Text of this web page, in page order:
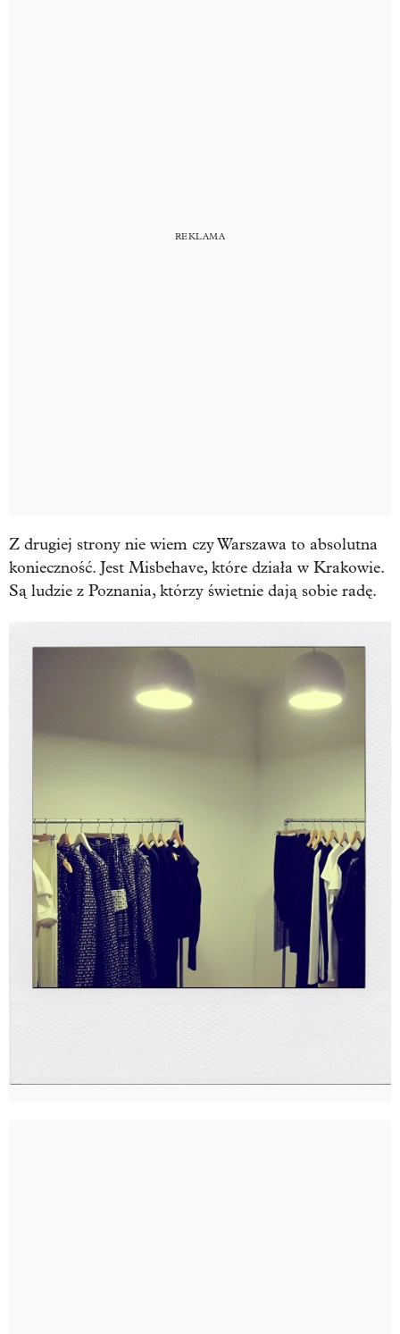
Z drugiej strony nie wiem czy Warszawa to absolutna
konieczność. Jest Misbehave, które działa w Krakowie.
Są ludzie z Poznania, którzy świetnie dają sobie radę.